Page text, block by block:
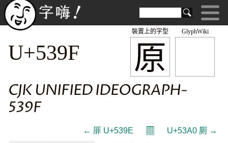
GlyphWiki
原
裝置上的字型
U+539F
CJK UNIFIED IDEOGRAPH-
539F
← 厞 U+539E 𝄜 U+53A0 厠 →